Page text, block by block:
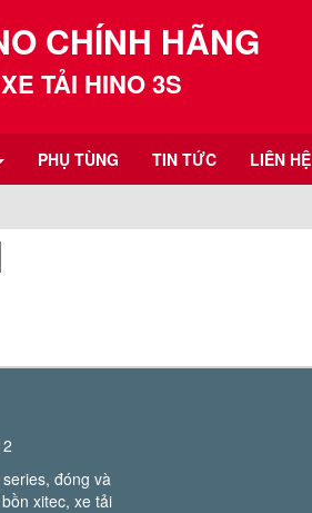
CHÍNH HÃNG
TẢI HINO 3S
PHỤ TÙNG TIN TỨC LIÊN HỆ
đóng và
xitec, xe tải